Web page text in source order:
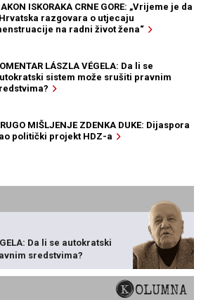
ISKORAKA CRNE GORE: „Vrijeme je da
razgovara o utjecaju
na radni život žena“
LÁSZLA VÉGELA: Da li se
sistem može srušiti pravnim
MIŠLJENJE ZDENKA DUKE: Dijaspora
politički projekt HDZ-a
Da li se autokratski
sredstvima?
KOLUMNA